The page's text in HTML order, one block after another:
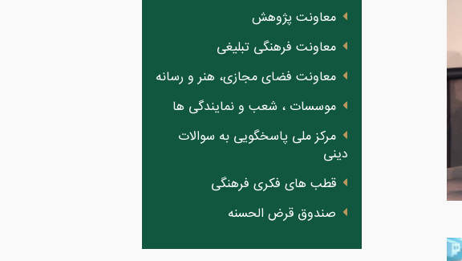
معاونت پژوهش
معاونت فرهنگی تبلیغی
معاونت فضای مجازی، هنر و رسانه
موسسات ، شعب و نمایندگی ها
مرکز ملی پاسخگویی به سوالات
دینی
قطب های فکری فرهنگی
صندوق قرض الحسنه